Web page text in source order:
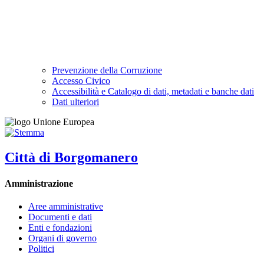
Prevenzione della Corruzione
Accesso Civico
Accessibilità e Catalogo di dati, metadati e banche dati
Dati ulteriori
Città di Borgomanero
Amministrazione
Aree amministrative
Documenti e dati
Enti e fondazioni
Organi di governo
Politici